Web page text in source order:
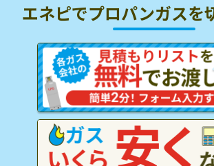
エネピでプロパンガスを